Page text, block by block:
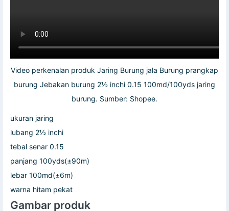
Video perkenalan produk Jaring Burung jala Burung prangkap
burung Jebakan burung 2½ inchi 0.15 100md/100yds jaring
burung. Sumber: Shopee.
ukuran jaring
lubang 2½ inchi
tebal senar 0.15
panjang 100yds(±90m)
lebar 100md(±6m)
warna hitam pekat
Gambar produk